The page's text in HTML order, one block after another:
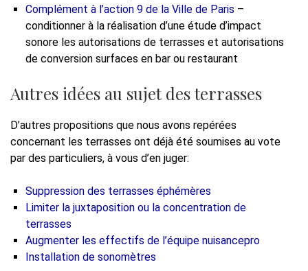
Complément à l’action 9 de la Ville de Paris –
conditionner à la réalisation d’une étude d’impact
sonore les autorisations de terrasses et autorisations
de conversion surfaces en bar ou restaurant
Autres idées au sujet des terrasses
D’autres propositions que nous avons repérées
concernant les terrasses ont déjà été soumises au vote
par des particuliers, à vous d’en juger:
Suppression des terrasses éphémères
Limiter la juxtaposition ou la concentration de
terrasses
Augmenter les effectifs de l’équipe nuisancepro
Installation de sonomètres